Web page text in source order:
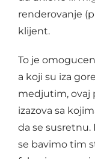
renderovanje
klijent.
To je
a koji su iza
medjutim, ovaj
izazova sa
da se susretnu.
se bavimo tim